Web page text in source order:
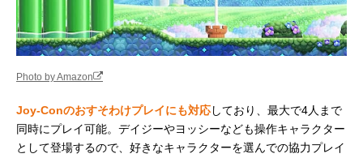
Photo by Amazon
Joy-Conのおすそわけプレイにも対応しており、最大で4人まで
同時にプレイ可能。デイジーやヨッシーなども操作キャラクター
として登場するので、好きなキャラクターを選んでの協力プレイ